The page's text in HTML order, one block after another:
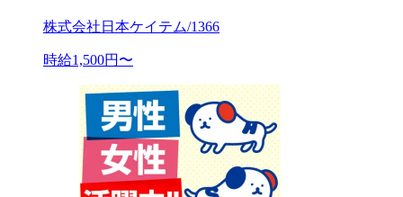
株式会社日本ケイテム/1366
時給1,500円〜